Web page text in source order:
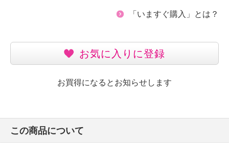
「いますぐ購入」とは？
お気に入りに登録
お買得になるとお知らせします
この商品について